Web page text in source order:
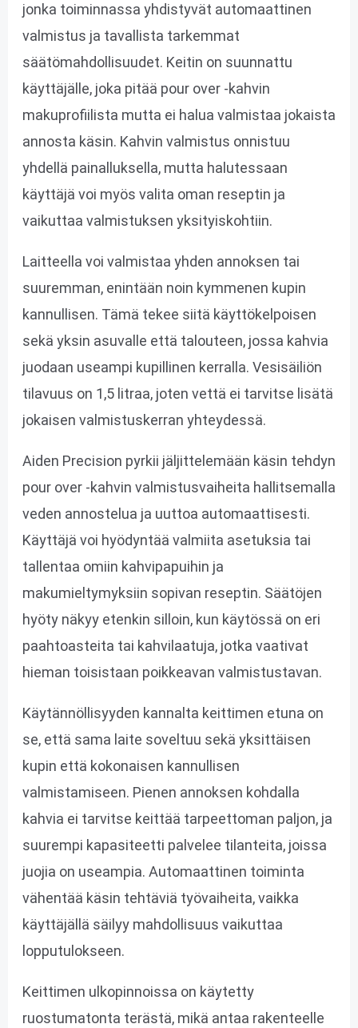
jonka toiminnassa yhdistyvät automaattinen
valmistus ja tavallista tarkemmat
säätömahdollisuudet. Keitin on suunnattu
käyttäjälle, joka pitää pour over -kahvin
makuprofiilista mutta ei halua valmistaa jokaista
annosta käsin. Kahvin valmistus onnistuu
yhdellä painalluksella, mutta halutessaan
käyttäjä voi myös valita oman reseptin ja
vaikuttaa valmistuksen yksityiskohtiin.
Laitteella voi valmistaa yhden annoksen tai
suuremman, enintään noin kymmenen kupin
kannullisen. Tämä tekee siitä käyttökelpoisen
sekä yksin asuvalle että talouteen, jossa kahvia
juodaan useampi kupillinen kerralla. Vesisäiliön
tilavuus on 1,5 litraa, joten vettä ei tarvitse lisätä
jokaisen valmistuskerran yhteydessä.
Aiden Precision pyrkii jäljittelemään käsin tehdyn
pour over -kahvin valmistusvaiheita hallitsemalla
veden annostelua ja uuttoa automaattisesti.
Käyttäjä voi hyödyntää valmiita asetuksia tai
tallentaa omiin kahvipapuihin ja
makumieltymyksiin sopivan reseptin. Säätöjen
hyöty näkyy etenkin silloin, kun käytössä on eri
paahtoasteita tai kahvilaatuja, jotka vaativat
hieman toisistaan poikkeavan valmistustavan.
Käytännöllisyyden kannalta keittimen etuna on
se, että sama laite soveltuu sekä yksittäisen
kupin että kokonaisen kannullisen
valmistamiseen. Pienen annoksen kohdalla
kahvia ei tarvitse keittää tarpeettoman paljon, ja
suurempi kapasiteetti palvelee tilanteita, joissa
juojia on useampia. Automaattinen toiminta
vähentää käsin tehtäviä työvaiheita, vaikka
käyttäjällä säilyy mahdollisuus vaikuttaa
lopputulokseen.
Keittimen ulkopinnoissa on käytetty
ruostumatonta terästä, mikä antaa rakenteelle